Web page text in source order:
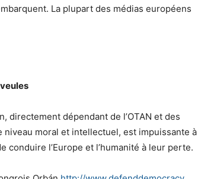
La plupart des médias européens
directement dépendant de l’OTAN et des
niveau moral et intellectuel, est impuissante à
l’Europe et l’humanité à leur perte.